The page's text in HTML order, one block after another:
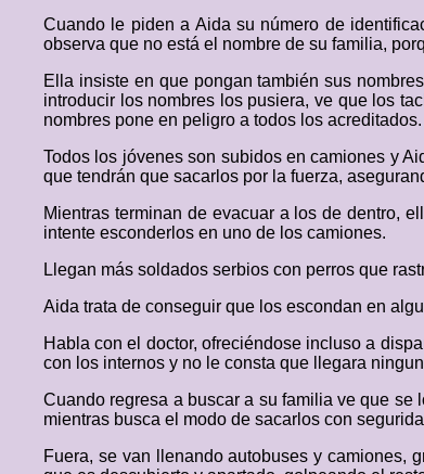
Cuando le piden a Aida su número de
observa que no está el nombre de su familia,
Ella insiste en que pongan también sus
introducir los nombres los pusiera, ve que los
nombres pone en peligro a todos los acreditados.
Todos los jóvenes son subidos en camiones y
que tendrán que sacarlos por la fuerza,
Mientras terminan de evacuar a los de dentro,
intente esconderlos en uno de los camiones.
Llegan más soldados serbios con perros que
Aida trata de conseguir que los escondan en
Habla con el doctor, ofreciéndose incluso a
con los internos y no le consta que llegara
Cuando regresa a buscar a su familia ve que
mientras busca el modo de sacarlos con
Fuera, se van llenando autobuses y camiones,